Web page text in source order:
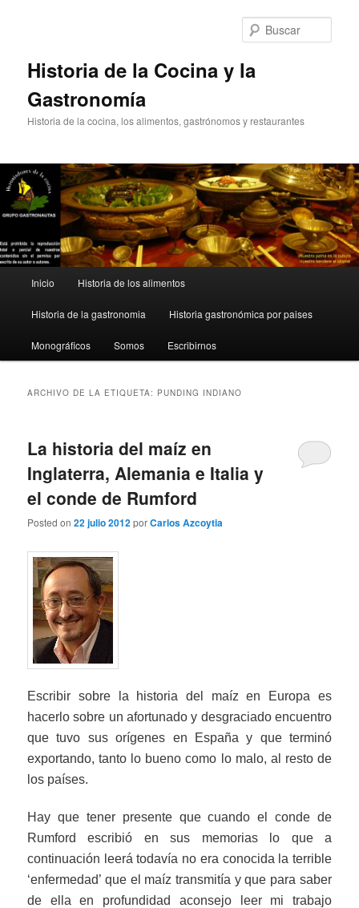
Historia de la Cocina y la
Gastronomía
Historia de la cocina, los alimentos, gastrónomos y restaurantes
principal
Inicio Historia de los alimentos
Historia de la gastronomia Historia gastronómica por paises
Monográficos Somos Escribirnos
ARCHIVO DE LA ETIQUETA: PUNDING INDIANO
La historia del maíz en
Inglaterra, Alemania e Italia y
el conde de Rumford
Posted on22 julio 2012porCarlos Azcoytia
Escribir sobre la historia del maíz en Europa es
hacerlo sobre un afortunado y desgraciado encuentro
que tuvo sus orígenes en España y que terminó
exportando, tanto lo bueno como lo malo, al resto de
los países.
Hay que tener presente que cuando el conde de
Rumford escribió en sus memorias lo que a
continuación leerá todavía no era conocida la terrible
‘enfermedad’ que el maíz transmitía y que para saber
de ella en profundidad aconsejo leer mi trabajo